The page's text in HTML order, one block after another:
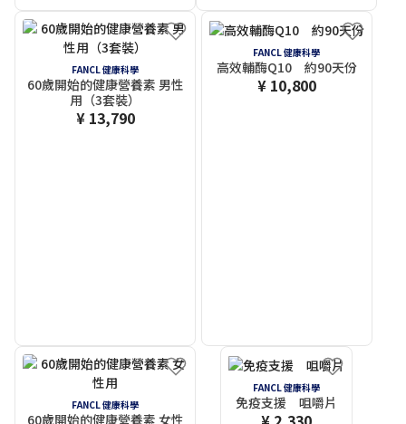
FANCL 健康科學
60歲開始的健康營養素 男性
用（3套裝）
¥ 13,790
FANCL 健康科學
高效輔酶Q10 約90天份
¥ 10,800
FANCL 健康科學
60歲開始的健康營養素 女性
FANCL 健康科學
免疫支援 咀嚼片